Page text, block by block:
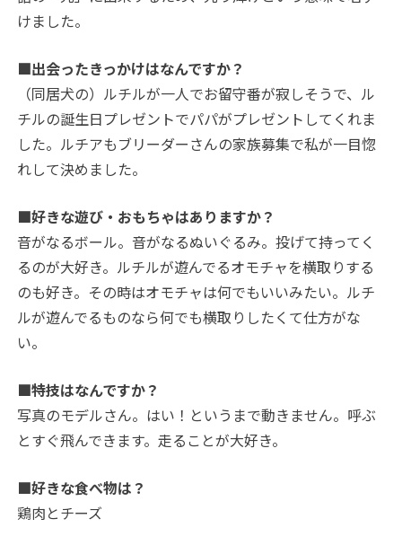
けました。
■出会ったきっかけはなんですか？
（同居犬の）ルチルが一人でお留守番が寂しそうで、ル
チルの誕生日プレゼントでパパがプレゼントしてくれま
した。ルチアもブリーダーさんの家族募集で私が一目惚
れして決めました。
■好きな遊び・おもちゃはありますか？
音がなるボール。音がなるぬいぐるみ。投げて持ってく
るのが大好き。ルチルが遊んでるオモチャを横取りする
のも好き。その時はオモチャは何でもいいみたい。ルチ
ルが遊んでるものなら何でも横取りしたくて仕方がな
い。
■特技はなんですか？
写真のモデルさん。はい！というまで動きません。呼ぶ
とすぐ飛んできます。走ることが大好き。
■好きな食べ物は？
鶏肉とチーズ